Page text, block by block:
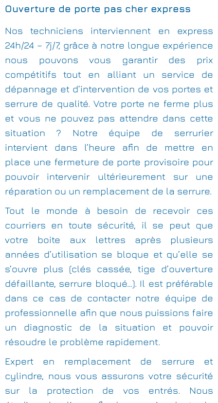
Ouverture de porte pas cher express
Nos techniciens interviennent en express
24h/24 – 7j/7, grâce à notre longue expérience
nous pouvons vous garantir des prix
compétitifs tout en alliant un service de
dépannage et d’intervention de vos portes et
serrure de qualité. Votre porte ne ferme plus
et vous ne pouvez pas attendre dans cette
situation ? Notre équipe de serrurier
intervient dans l’heure afin de mettre en
place une fermeture de porte provisoire pour
pouvoir intervenir ultérieurement sur une
réparation ou un remplacement de la serrure.
Tout le monde à besoin de recevoir ces
courriers en toute sécurité, il se peut que
votre boite aux lettres après plusieurs
années d’utilisation se bloque et qu’elle se
s’ouvre plus (clés cassée, tige d’ouverture
défaillante, serrure bloqué…). Il est préférable
dans ce cas de contacter notre équipe de
professionnelle afin que nous puissions faire
un diagnostic de la situation et pouvoir
résoudre le problème rapidement.
Expert en remplacement de serrure et
cylindre, nous vous assurons votre sécurité
sur la protection de vos entrés. Nous